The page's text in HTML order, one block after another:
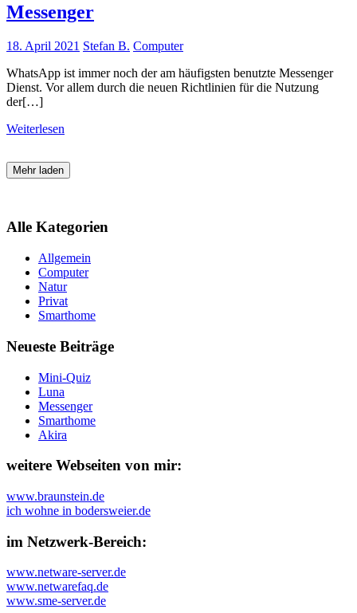
Messenger
18. April 2021 Stefan B. Computer
WhatsApp ist immer noch der am häufigsten benutzte Messenger
Dienst. Vor allem durch die neuen Richtlinien für die Nutzung
der[…]
Weiterlesen
Mehr laden
Alle Kategorien
Allgemein
Computer
Natur
Privat
Smarthome
Neueste Beiträge
Mini-Quiz
Luna
Messenger
Smarthome
Akira
weitere Webseiten von mir:
www.braunstein.de
ich wohne in bodersweier.de
im Netzwerk-Bereich:
www.netware-server.de
www.netwarefaq.de
www.sme-server.de